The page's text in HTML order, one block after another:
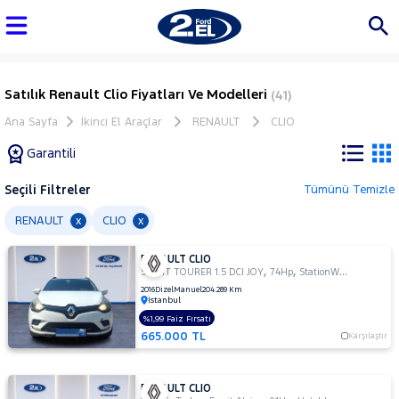
Satılık Renault Clio Fiyatları Ve Modelleri (41)
Ana Sayfa İkinci El Araçlar RENAULT CLIO
Garantili
Tüm
Araçlar
AUDI
BMC
BMW
BYD
Seçili Filtreler Tümünü Temizle
RENAULT x CLIO x
RENAULT CLIO
SPORT TOURER 1.5 DCI JOY,74Hp, StationWagon
2016DizelManuel204.289 Km
İstanbul
665.000 TL Karşılaştır
%1,99 Faiz Fırsatı
RENAULT CLIO